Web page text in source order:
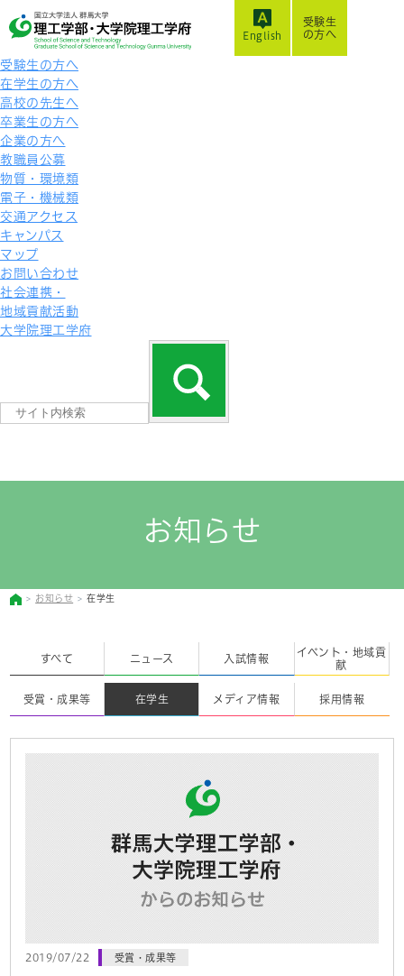
受験生
の方へ
受験生の方へ
在学生の方へ
高校の先生へ
卒業生の方へ
企業の方へ
教職員公募
物質・環境類
電子・機械類
交通アクセス
キャンパス
マップ
お問い合わせ
社会連携・
地域貢献活動
大学院理工学府
English
お知らせ
お知らせ 在学生
すべて ニュース 入試情報
イベント・地域貢
献
受賞・成果等 在学生 メディア情報 採用情報
2019/07/22 受賞・成果等